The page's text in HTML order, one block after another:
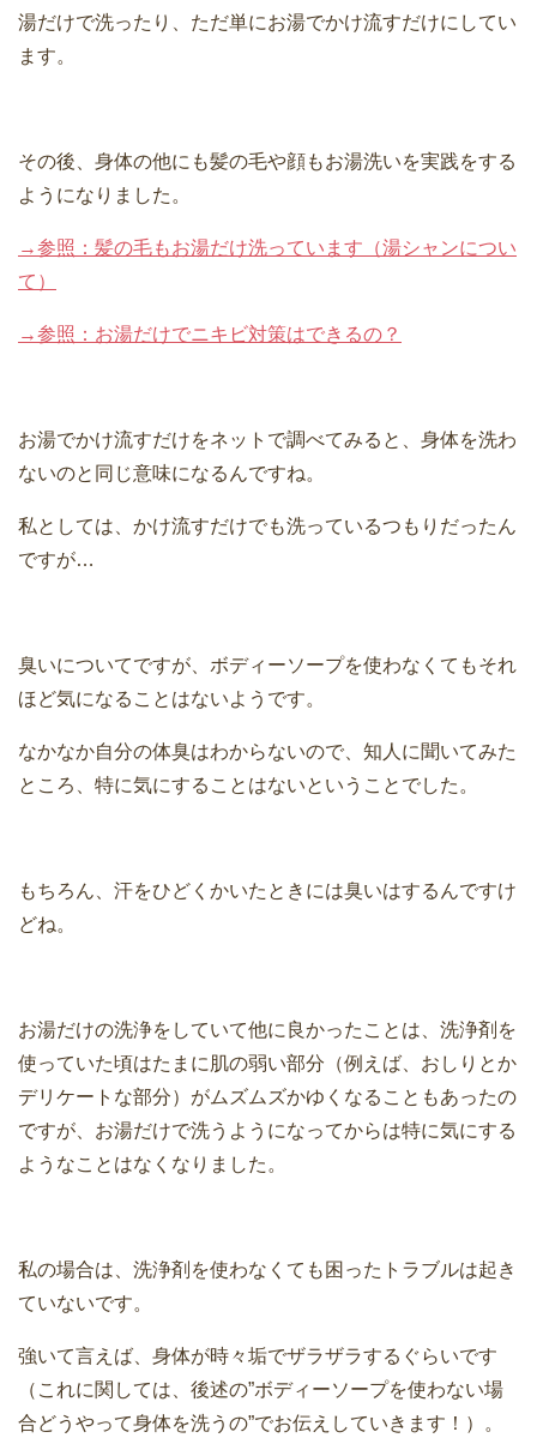
湯だけで洗ったり、ただ単にお湯でかけ流すだけにしてい
ます。
その後、身体の他にも髪の毛や顔もお湯洗いを実践をする
ようになりました。
→参照：髪の毛もお湯だけ洗っています（湯シャンについ
て）
→参照：お湯だけでニキビ対策はできるの？
お湯でかけ流すだけをネットで調べてみると、身体を洗わ
ないのと同じ意味になるんですね。
私としては、かけ流すだけでも洗っているつもりだったん
ですが…
臭いについてですが、ボディーソープを使わなくてもそれ
ほど気になることはないようです。
なかなか自分の体臭はわからないので、知人に聞いてみた
ところ、特に気にすることはないということでした。
もちろん、汗をひどくかいたときには臭いはするんですけ
どね。
お湯だけの洗浄をしていて他に良かったことは、洗浄剤を
使っていた頃はたまに肌の弱い部分（例えば、おしりとか
デリケートな部分）がムズムズかゆくなることもあったの
ですが、お湯だけで洗うようになってからは特に気にする
ようなことはなくなりました。
私の場合は、洗浄剤を使わなくても困ったトラブルは起き
ていないです。
強いて言えば、身体が時々垢でザラザラするぐらいです
（これに関しては、後述の”ボディーソープを使わない場
合どうやって身体を洗うの”でお伝えしていきます！）。